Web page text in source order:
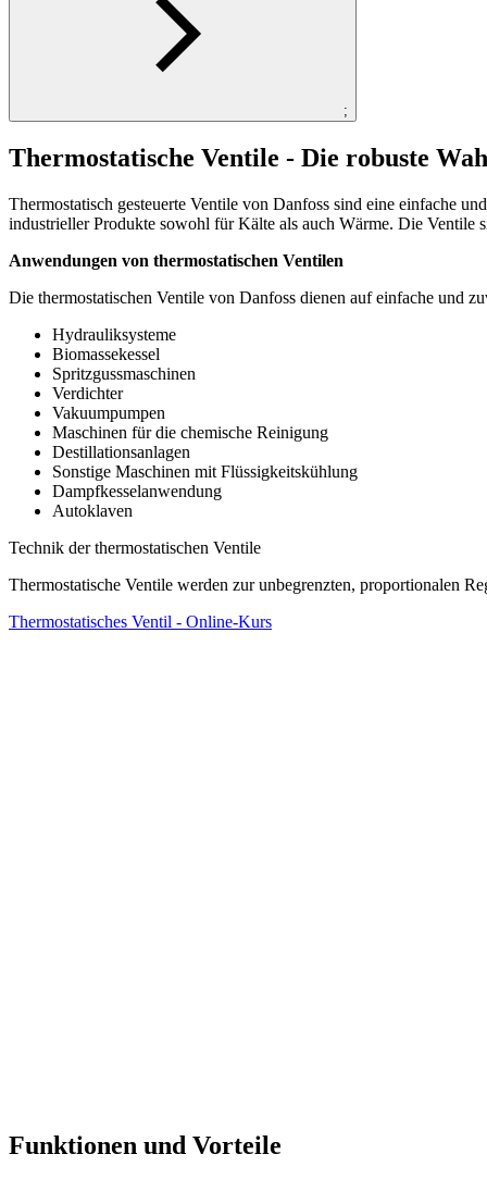
;
Thermostatische Ventile - Die robuste
Thermostatisch gesteuerte Ventile von Danfoss sind eine einfache
industrieller Produkte sowohl für Kälte als auch Wärme. Die Ventile
Anwendungen von thermostatischen Ventilen
Die thermostatischen Ventile von Danfoss dienen auf einfache und
Hydrauliksysteme
Biomassekessel
Spritzgussmaschinen
Verdichter
Vakuumpumpen
Maschinen für die chemische Reinigung
Destillationsanlagen
Sonstige Maschinen mit Flüssigkeitskühlung
Dampfkesselanwendung
Autoklaven
Technik der thermostatischen Ventile
Thermostatische Ventile werden zur unbegrenzten, proportionalen
Thermostatisches Ventil - Online-Kurs
Funktionen und Vorteile